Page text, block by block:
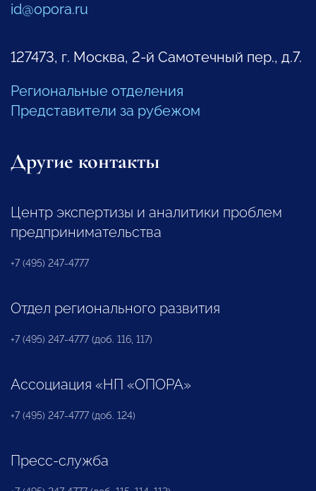
id@opora.ru
127473, г. Москва, 2-й Самотечный пер., д.7.
Региональные отделения
Представители за рубежом
Другие контакты
Центр экспертизы и аналитики проблем
предпринимательства
+7 (495) 247-4777
Отдел регионального развития
+7 (495) 247-4777 (доб. 116, 117)
Ассоциация «НП «ОПОРА»
+7 (495) 247-4777 (доб. 124)
Пресс-служба